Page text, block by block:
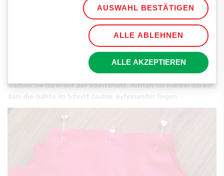
Im Anschluss daran legen Sie das Vorderteil darauf, stecken die
Seiten aufeinander und nähen sie bei 1 cm zusammen. Dasselbe
machen Sie dann mit der Schrittnaht. Achten Sie hierbei darauf,
dass die Nähte im Schritt sauber aufeinander liegen.
AUSWAHL BESTÄTIGEN
ALLE ABLEHNEN
ALLE AKZEPTIEREN